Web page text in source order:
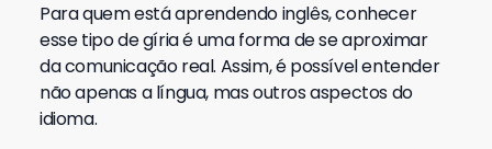
Para quem está aprendendo inglês, conhecer
esse tipo de gíria é uma forma de se aproximar
da comunicação real. Assim, é possível entender
não apenas a língua, mas outros aspectos do
idioma.